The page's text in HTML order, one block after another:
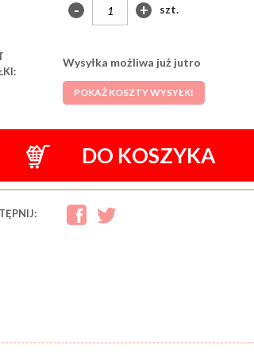
- + szt.
Wysyłka możliwa już jutro
POKAŻ KOSZTY WYSYŁKI
DO KOSZYKA